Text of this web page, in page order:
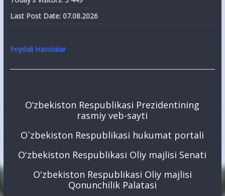
Last Post Date: 07.08.2026
Foydali Havolalar
O‘zbekiston Respublikasi Prezidentining
rasmiy veb-sayti
O`zbekiston Respublikasi hukumat portali
O'zbekiston Respublikasi Oliy majlisi Senati
O'zbekiston Respublikasi Oliy majlisi
Qonunchilik Palatasi